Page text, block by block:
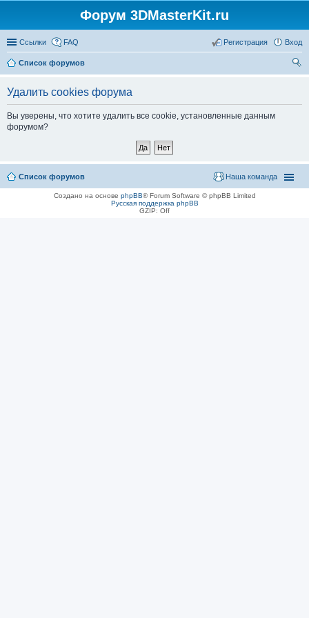
Форум 3DMasterKit.ru
Ссылки FAQ Вход
Регистрация
Список форумов
Удалить cookies форума
Вы уверены, что хотите удалить все cookie, установленные данным
форумом?
Список форумов Наша команда
Создано на основе phpBB® Forum Software © phpBB Limited
Русская поддержка phpBB
GZIP: Off